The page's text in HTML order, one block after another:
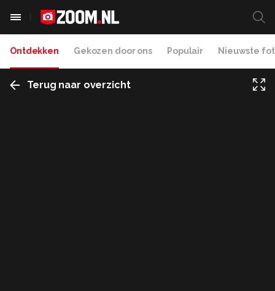
Ontdekken Gekozen door ons Populair Nieuwste
Terug naar overzicht